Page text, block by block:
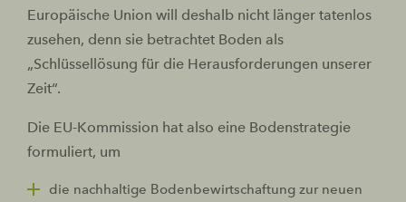
Europäische Union will deshalb nicht länger tatenlos
zusehen, denn sie betrachtet Boden als
„Schlüssellösung für die Herausforderungen unserer
Zeit“.
Die EU-Kommission hat also eine Bodenstrategie
formuliert, um
die nachhaltige Bodenbewirtschaftung zur neuen